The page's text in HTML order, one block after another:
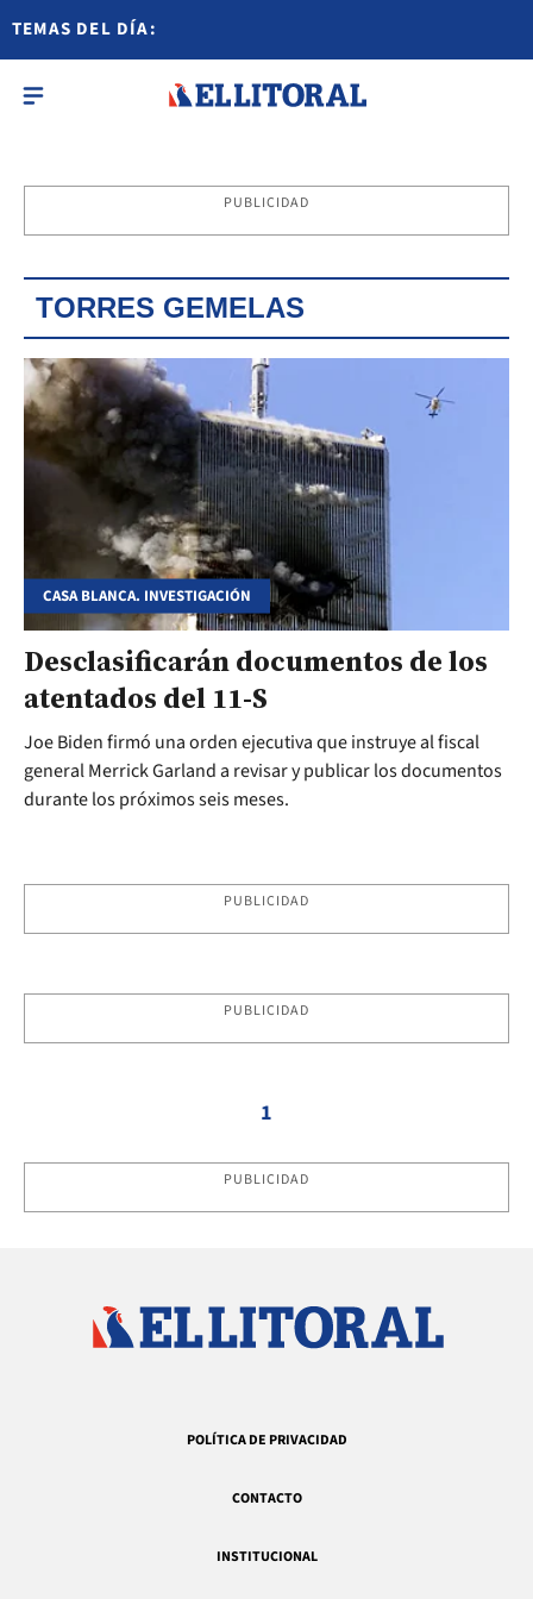
TEMAS DEL DÍA:
PUBLICIDAD
TORRES GEMELAS
CASA BLANCA. INVESTIGACIÓN
Desclasificarán documentos de los
atentados del 11-S
Joe Biden firmó una orden ejecutiva que instruye al fiscal
general Merrick Garland a revisar y publicar los documentos
durante los próximos seis meses.
PUBLICIDAD
PUBLICIDAD
1
PUBLICIDAD
POLÍTICA DE PRIVACIDAD
CONTACTO
INSTITUCIONAL